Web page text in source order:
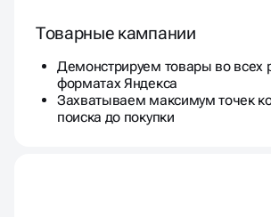
Товарные кампании
Демонстрируем товары во всех
форматах Яндекса
Захватываем максимум точек
поиска до покупки